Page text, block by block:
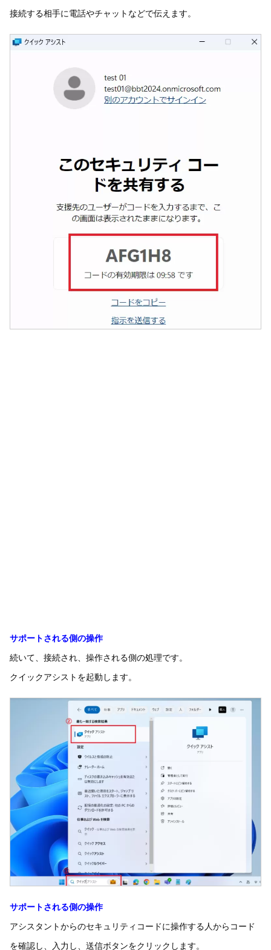
接続する相手に電話やチャットなどで伝えます。
サポートされる側の操作
続いて、接続され、操作される側の処理です。
クイックアシストを起動します。
サポートされる側の操作
アシスタントからのセキュリティコードに操作する人からコード
を確認し、入力し、送信ボタンをクリックします。